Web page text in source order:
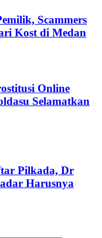
Scammers
Kost di Medan
Online
Selamatkan
Pilkada, Dr
Harusnya